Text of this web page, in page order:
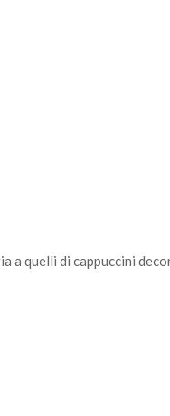
a quelli di cappuccini